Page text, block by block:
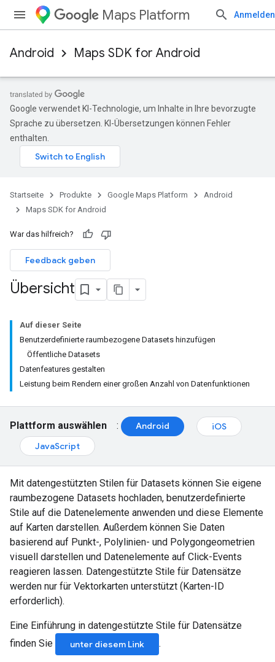
Maps Platform Anmelden
Android Maps SDK for Android
Google verwendet KI-Technologie, um Inhalte in Ihre bevorzugte
Sprache zu übersetzen. KI-Übersetzungen können Fehler
enthalten.
Startseite Produkte Google Maps Platform
Android
Maps SDK for Android
War das hilfreich?
Feedback geben
Übersicht
Auf dieser Seite
Benutzerdefinierte raumbezogene Datasets hinzufügen
Öffentliche Datasets
Datenfeatures gestalten
Leistung beim Rendern einer großen Anzahl von Datenfunktionen
Plattform auswählen : Android
iOS
JavaScript
Mit datengestützten Stilen für Datasets können Sie eigene
raumbezogene Datasets hochladen, benutzerdefinierte
Stile auf die Datenelemente anwenden und diese Elemente
auf Karten darstellen. Außerdem können Sie Daten
basierend auf Punkt-, Polylinien- und Polygongeometrien
visuell darstellen und Datenelemente auf Click-Events
reagieren lassen. Datengestützte Stile für Datensätze
werden nur für Vektorkarten unterstützt (Karten-ID
erforderlich).
Eine Einführung in datengestützte Stile für Datensätze
finden Sie
unter diesem Link .